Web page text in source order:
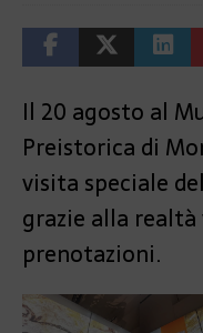
Il 20 agosto al
Preistorica di
visita speciale
grazie alla
prenotazioni.